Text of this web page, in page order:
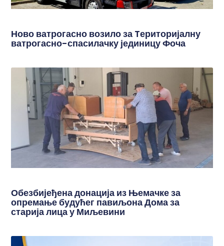
Ново ватрогасно возило за Tериторијалну
ватрогасно-спасилачку јединицу Фоча
Обезбијеђена донација из Њемачке за
опремање будућег павиљона Дома за
старија лица у Миљевини